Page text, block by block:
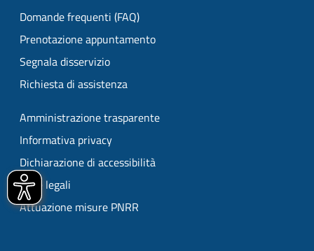
Domande frequenti (FAQ)
Prenotazione appuntamento
Segnala disservizio
Richiesta di assistenza
Amministrazione trasparente
Informativa privacy
Dichiarazione di accessibilità
Note legali
Attuazione misure PNRR